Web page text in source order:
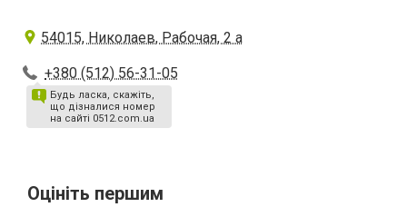
54015, Николаев, Рабочая, 2 а
+380 (512) 56-31-05
Будь ласка, скажіть,
що дізналися номер
на сайті 0512.com.ua
Оцініть першим